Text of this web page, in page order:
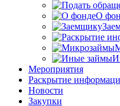
О
Мероприятия
Раскрытие
Новости
Закупки